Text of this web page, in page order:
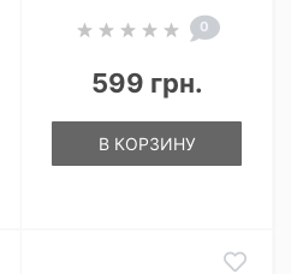
0
599 грн.
В КОРЗИНУ